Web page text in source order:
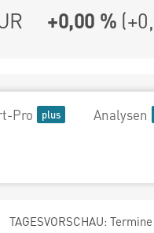
+0,00 % (
Pro Analysen
TAGESVORSCHAU: